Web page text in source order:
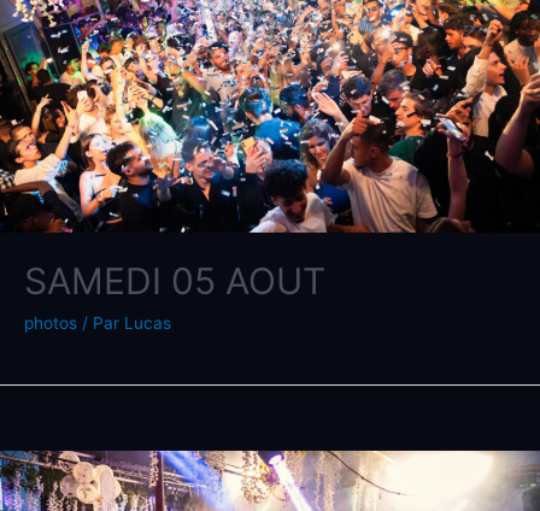
SAMEDI 05 AOUT
photos / Par Lucas